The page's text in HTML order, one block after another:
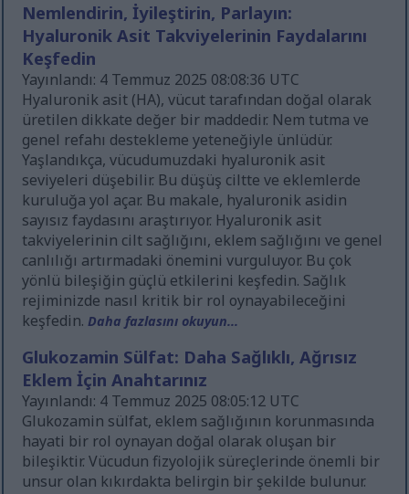
Nemlendirin, İyileştirin, Parlayın:
Hyaluronik Asit Takviyelerinin Faydalarını
Keşfedin
Yayınlandı: 4 Temmuz 2025 08:08:36 UTC
Hyaluronik asit (HA), vücut tarafından doğal olarak
üretilen dikkate değer bir maddedir. Nem tutma ve
genel refahı destekleme yeteneğiyle ünlüdür.
Yaşlandıkça, vücudumuzdaki hyaluronik asit
seviyeleri düşebilir. Bu düşüş ciltte ve eklemlerde
kuruluğa yol açar. Bu makale, hyaluronik asidin
sayısız faydasını araştırıyor. Hyaluronik asit
takviyelerinin cilt sağlığını, eklem sağlığını ve genel
canlılığı artırmadaki önemini vurguluyor. Bu çok
yönlü bileşiğin güçlü etkilerini keşfedin. Sağlık
rejiminizde nasıl kritik bir rol oynayabileceğini
keşfedin.Daha fazlasını okuyun...
Glukozamin Sülfat: Daha Sağlıklı, Ağrısız
Eklem İçin Anahtarınız
Yayınlandı: 4 Temmuz 2025 08:05:12 UTC
Glukozamin sülfat, eklem sağlığının korunmasında
hayati bir rol oynayan doğal olarak oluşan bir
bileşiktir. Vücudun fizyolojik süreçlerinde önemli bir
unsur olan kıkırdakta belirgin bir şekilde bulunur.